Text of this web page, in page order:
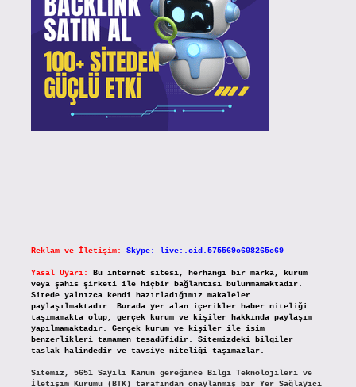
Reklam ve İletişim: Skype: live:.cid.575569c608265c69
Yasal Uyarı:
Bu internet sitesi, herhangi bir marka, kurum
veya şahıs şirketi ile hiçbir bağlantısı bulunmamaktadır.
Sitede yalnızca kendi hazırladığımız makaleler
paylaşılmaktadır. Burada yer alan içerikler haber niteliği
taşımamakta olup, gerçek kurum ve kişiler hakkında paylaşım
yapılmamaktadır. Gerçek kurum ve kişiler ile isim
benzerlikleri tamamen tesadüfidir. Sitemizdeki bilgiler
taslak halindedir ve tavsiye niteliği taşımazlar.
Sitemiz, 5651 Sayılı Kanun gereğince Bilgi Teknolojileri ve
İletişim Kurumu (BTK) tarafından onaylanmış bir Yer Sağlayıcı